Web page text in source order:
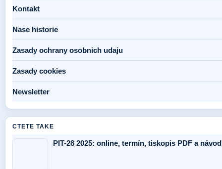
Kontakt
Nase historie
Zasady ochrany osobnich udaju
Zasady cookies
Newsletter
CTETE TAKE
PIT-28 2025: online, termín, tiskopis PDF a